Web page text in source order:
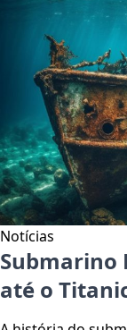
Notícias
Submarino
até o